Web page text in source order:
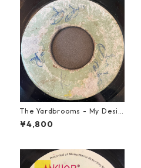
The Yardbrooms - My Desir
e【7-21922】
¥4,800